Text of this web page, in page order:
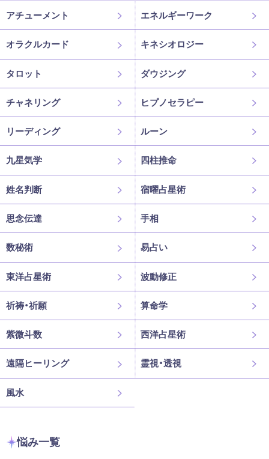
アチューメント エネルギーワーク
オラクルカード キネシオロジー
タロット ダウジング
チャネリング ヒプノセラピー
リーディング ルーン
九星気学 四柱推命
姓名判断 宿曜占星術
思念伝達 手相
数秘術 易占い
東洋占星術 波動修正
祈祷・祈願 算命学
紫微斗数 西洋占星術
遠隔ヒーリング 霊視・透視
風水
悩み一覧